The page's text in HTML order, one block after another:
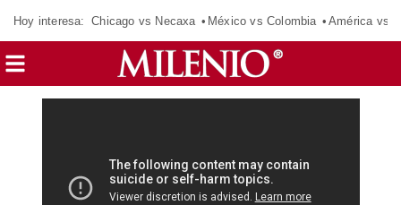
Hoy interesa: Chicago vs Necaxa México vs Colombia América vs